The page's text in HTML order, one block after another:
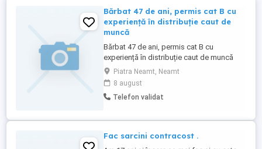
Bărbat 47 de ani, permis cat B cu
experiență în distribuție caut de
muncă
Bărbat 47 de ani, permis cat B cu
experiență în distribuție caut de muncă
Piatra Neamt, Neamt
8 august
Telefon validat
Fac sarcini contracost .